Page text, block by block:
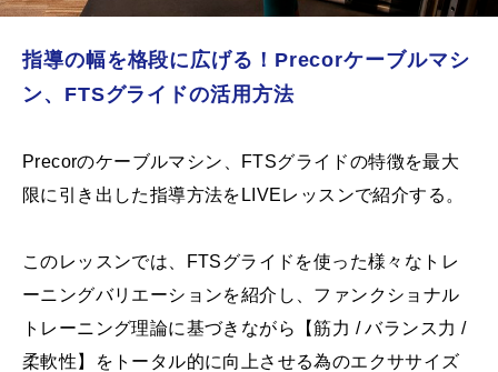
指導の幅を格段に広げる！Precorケーブルマシ
ン、FTSグライドの活用方法
Precorのケーブルマシン、FTSグライドの特徴を最大
限に引き出した指導方法をLIVEレッスンで紹介する。
このレッスンでは、FTSグライドを使った様々なトレ
ーニングバリエーションを紹介し、ファンクショナル
トレーニング理論に基づきながら【筋力 / バランス力 /
柔軟性】をトータル的に向上させる為のエクササイズ